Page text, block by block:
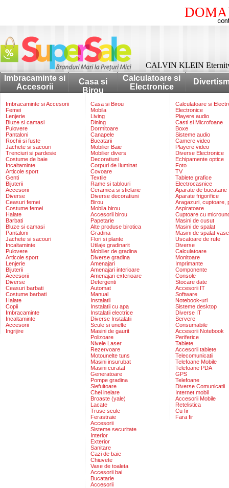
CALVIN KLEIN
Imbracaminte si
Accesorii
Casa si
Birou
Calculatoare si
Electronice
Imbracaminte si Accesorii
Femei
Lenjerie
Bluze si camasi
Pulovere
Pantaloni
Rochii si fuste
Jachete si sacouri
Trenciuri si pardesie
Costume de baie
Incaltaminte
Articole sport
Genti
Bijuterii
Accesorii
Diverse
Ceasuri femei
Costume femei
Halate
Barbati
Bluze si camasi
Pantaloni
Jachete si sacouri
Incaltaminte
Pulovere
Articole sport
Lenjerie
Bijuterii
Accesorii
Diverse
Ceasuri barbati
Costume barbati
Halate
Copii
Imbracaminte
Incaltaminte
Accesorii
Ingrijire
Casa si Birou
Mobila
Living
Dining
Dormitoare
Canapele
Bucatarii
Mobilier Baie
Mobilier divers
Decoratiuni
Corpuri de Iluminat
Covoare
Textile
Rame si tablouri
Ceramica si sticlarie
Diverse decoratiuni
Birou
Mobila birou
Accesorii birou
Papetarie
Alte produse birotica
Gradina
Flori si plante
Utilaje gradinarit
Mobilier de gradina
Diverse gradina
Amenajari
Amenajari interioare
Amenajari exterioare
Detergenti
Automat
Manual
Instalatii
Instalatii cu apa
Instalatii electrice
Diverse Instalatii
Scule si unelte
Masini de gaurit
Polizoare
Nivele Laser
Rezervoare
Motounelte tuns
Masini insurubat
Masini curatat
Generatoare
Pompe gradina
Slefuitoare
Chei inelare
Broaste (yale)
Lacate
Truse scule
Ferastraie
Accesorii
Sisteme securitate
Interior
Exterior
Sanitare
Cazi de baie
Chiuvete
Vase de toaleta
Accesorii bai
Bucatarie
Accesorii
Calculatoare si
Electronice
Playere audio
Casti si Microfoane
Boxe
Sisteme audio
Camere video
Playere video
Diverse Electronice
Echipamente optice
Foto
TV
Tablete grafice
Electrocasnice
Aparate de bucatarie
Aparate frigorifice
Aragazuri, cuptoare,
Aspiratoare
Cuptoare cu
Masini de cusut
Masini de spalat
Masini de spalat vase
Uscatoare de rufe
Diverse
Calculatoare
Monitoare
Imprimante
Componente
Console
Stocare date
Accesorii IT
Software
Notebook-uri
Sisteme desktop
Diverse IT
Servere
Consumabile
Accesorii Notebook
Periferice
Tablete
Accesorii tablete
Telecomunicatii
Telefoane Mobile
Telefoane PDA
GPS
Telefoane
Diverse Comunicatii
Internet mobil
Accesorii Mobile
Retelistica
Cu fir
Fara fir